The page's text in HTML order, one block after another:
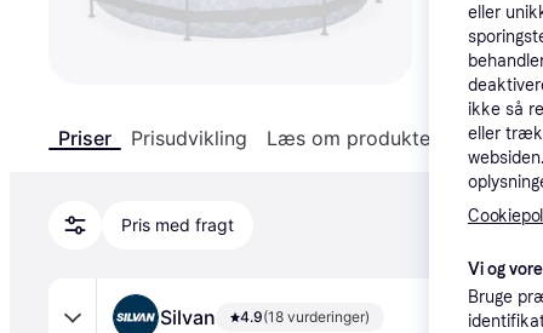
Priser Prisudvikling Læs om produktet
Pris med fragt
Silvan 4.9(18 vurderinger)
eller
ikke så
eller
Vi og
Bruge